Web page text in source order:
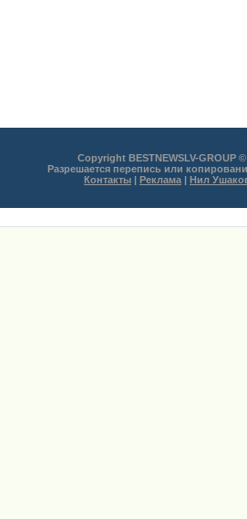
Copyright BESTNEWSLV-GROUP
Разрешается перепись или
Контакты | Реклама | Нил